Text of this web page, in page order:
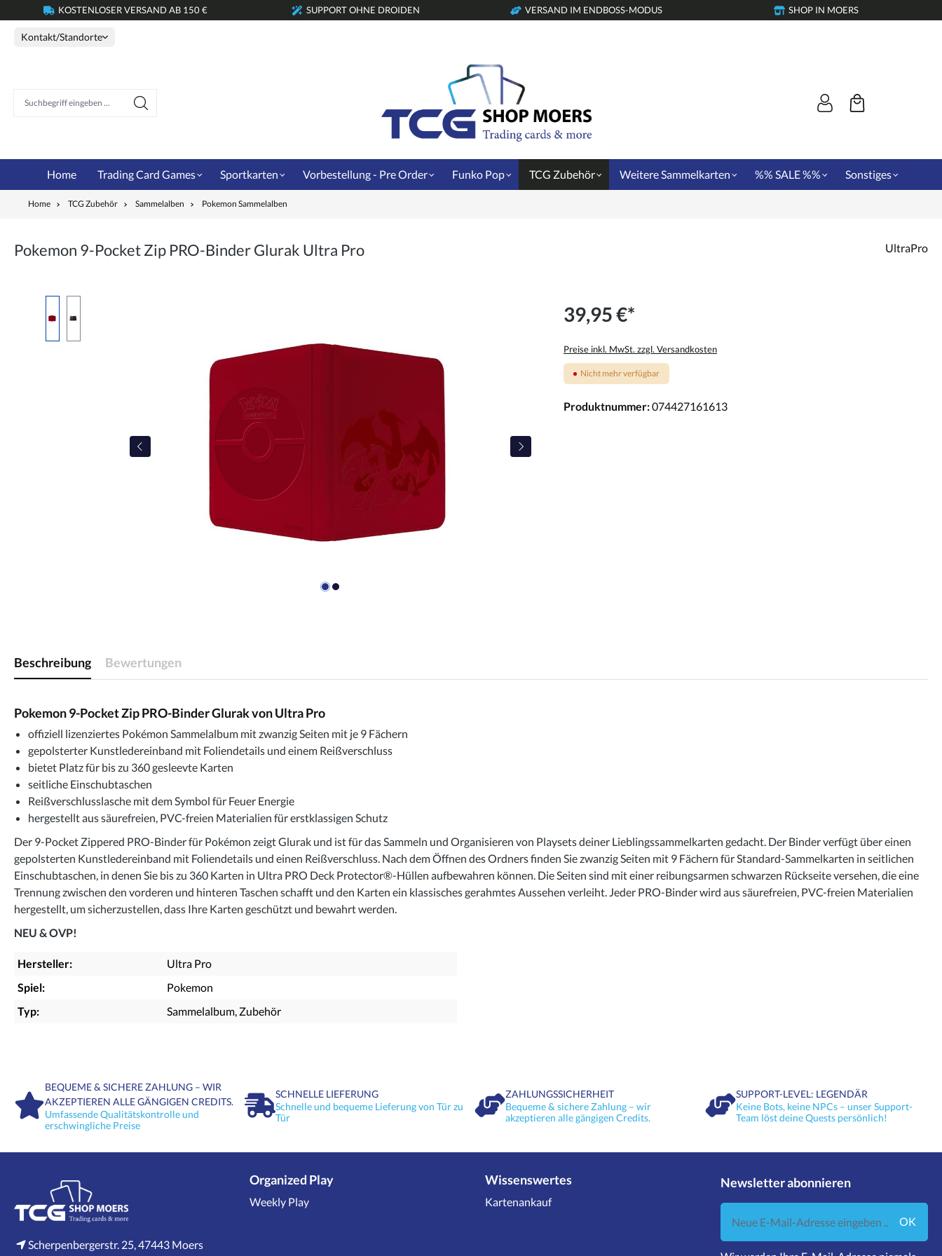
Zur Hauptnavigation springen
KOSTENLOSER VERSAND AB 150 € SUPPORT OHNE DROIDEN VERSAND IM ENDBOSS-MODUS SHOP IN MOERS
Kontakt/Standorte
Home Trading Card Games Sportkarten Vorbestellung - Pre Order Funko Pop TCG Zubehör Weitere Sammelkarten %% SALE %% Sonstiges
Home TCG Zubehör Sammelalben Pokemon Sammelalben
Pokemon 9-Pocket Zip PRO-Binder Glurak Ultra Pro UltraPro
39,95 €*
Preise inkl. MwSt. zzgl. Versandkosten
Nicht mehr verfügbar
Produktnummer:074427161613
Beschreibung Bewertungen
Pokemon 9-Pocket Zip PRO-Binder Glurak von Ultra Pro
offiziell lizenziertes Pokémon Sammelalbum mit zwanzig Seiten mit je 9 Fächern
gepolsterter Kunstledereinband mit Foliendetails und einem Reißverschluss
bietet Platz für bis zu 360 gesleevte Karten
seitliche Einschubtaschen
Reißverschlusslasche mit dem Symbol für Feuer Energie
hergestellt aus säurefreien, PVC-freien Materialien für erstklassigen Schutz
Der 9-Pocket Zippered PRO-Binder für Pokémon zeigt Glurak und ist für das Sammeln und Organisieren von Playsets deiner Lieblingssammelkarten gedacht. Der Binder verfügt über einen
gepolsterten Kunstledereinband mit Foliendetails und einen Reißverschluss. Nach dem Öffnen des Ordners finden Sie zwanzig Seiten mit 9 Fächern für Standard-Sammelkarten in seitlichen
Einschubtaschen, in denen Sie bis zu 360 Karten in Ultra PRO Deck Protector®-Hüllen aufbewahren können. Die Seiten sind mit einer reibungsarmen schwarzen Rückseite versehen, die eine
Trennung zwischen den vorderen und hinteren Taschen schafft und den Karten ein klassisches gerahmtes Aussehen verleiht. Jeder PRO-Binder wird aus säurefreien, PVC-freien Materialien
hergestellt, um sicherzustellen, dass Ihre Karten geschützt und bewahrt werden.
NEU & OVP!
Hersteller:
Ultra Pro
Spiel:
Pokemon
Typ:
Sammelalbum , Zubehör
BEQUEME & SICHERE ZAHLUNG – WIR
AKZEPTIEREN ALLE GÄNGIGEN CREDITS.
Umfassende Qualitätskontrolle und
erschwingliche Preise
SCHNELLE LIEFERUNG
Schnelle und bequeme Lieferung von Tür zu
Tür
ZAHLUNGSSICHERHEIT
Bequeme & sichere Zahlung – wir
akzeptieren alle gängigen Credits.
SUPPORT-LEVEL: LEGENDÄR
Keine Bots, keine NPCs – unser Support-
Team löst deine Quests persönlich!
Scherpenbergerstr. 25, 47443 Moers
Organized Play
Weekly Play
Wissenswertes
Kartenankauf
Newsletter abonnieren
Neue E-Mail-Adresse eingeben ...
OK